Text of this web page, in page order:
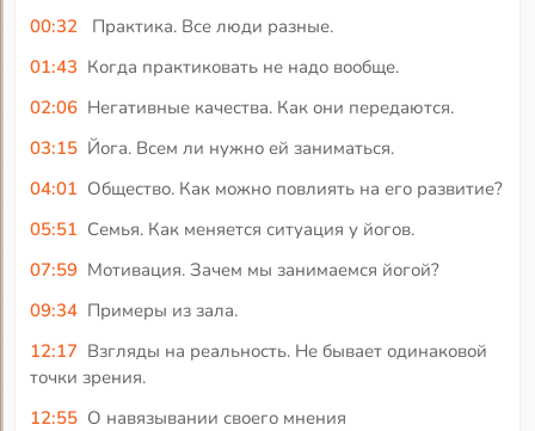
00:32
Практика. Все люди разные.
01:43 Когда практиковать не надо вообще.
02:06 Негативные качества. Как они передаются.
03:15 Йога. Всем ли нужно ей заниматься.
04:01 Общество. Как можно повлиять на его развитие?
05:51 Семья. Как меняется ситуация у йогов.
07:59 Мотивация. Зачем мы занимаемся йогой?
09:34 Примеры из зала.
12:17 Взгляды на реальность. Не бывает одинаковой
точки зрения.
12:55 О навязывании своего мнения